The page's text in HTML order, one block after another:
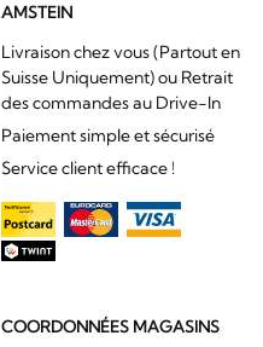
AMSTEIN
Livraison chez vous (Partout en
Suisse Uniquement) ou Retrait
des commandes au Drive-In
Paiement simple et sécurisé
Service client efficace !
COORDONNÉES MAGASINS